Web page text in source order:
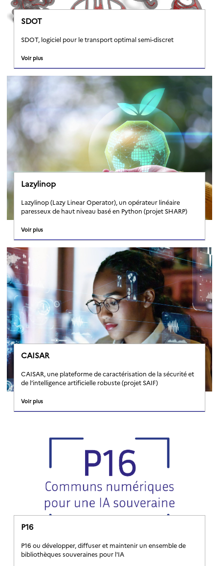
SDOT
SDOT, logiciel pour le transport optimal semi-discret
Voir plus
Lazylinop
Lazylinop (Lazy Linear Operator), un opérateur linéaire
paresseux de haut niveau basé en Python (projet SHARP)
Voir plus
CAISAR
CAISAR, une plateforme de caractérisation de la sécurité et
de l’intelligence artificielle robuste (projet SAIF)
Voir plus
P16
P16 ou développer, diffuser et maintenir un ensemble de
bibliothèques souveraines pour l'IA